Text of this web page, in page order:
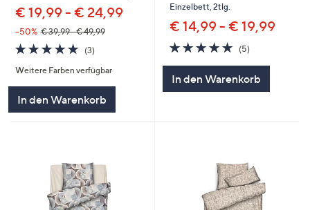
€ 19,99 - € 24,99
--50% € 39,99 - € 49,99
5.0
von
5
(3)
Weitere Farben verfügbar
In den Warenkorb
Einzelbett, 2tlg.
€ 14,99 - € 19,99
5.0
von
5
(5)
In den Warenkorb